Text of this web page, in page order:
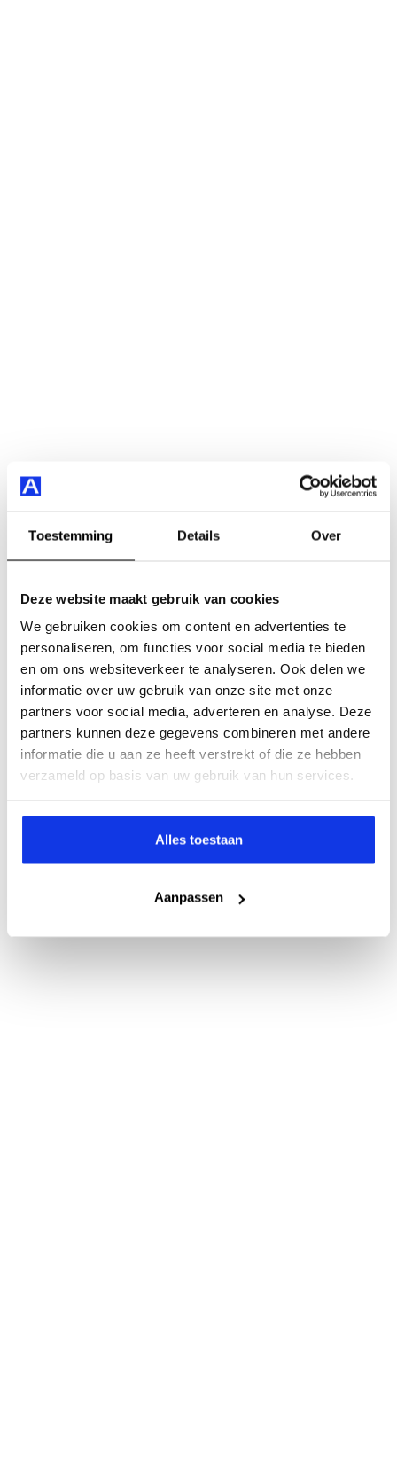
Toestemming Details Over
Deze website maakt gebruik van cookies
We gebruiken cookies om content en advertenties te
personaliseren, om functies voor social media te bieden
en om ons websiteverkeer te analyseren. Ook delen we
informatie over uw gebruik van onze site met onze
partners voor social media, adverteren en analyse. Deze
partners kunnen deze gegevens combineren met andere
informatie die u aan ze heeft verstrekt of die ze hebben
verzameld op basis van uw gebruik van hun services.
Alles toestaan
Aanpassen